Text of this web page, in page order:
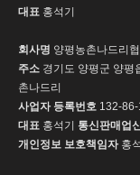
대표 홍석기
회사명 양평농촌나드리
주소 경기도 양평군 양평
촌나드리
사업자 등록번호 132-
대표 홍석기 통신판매업
개인정보 보호책임자홍